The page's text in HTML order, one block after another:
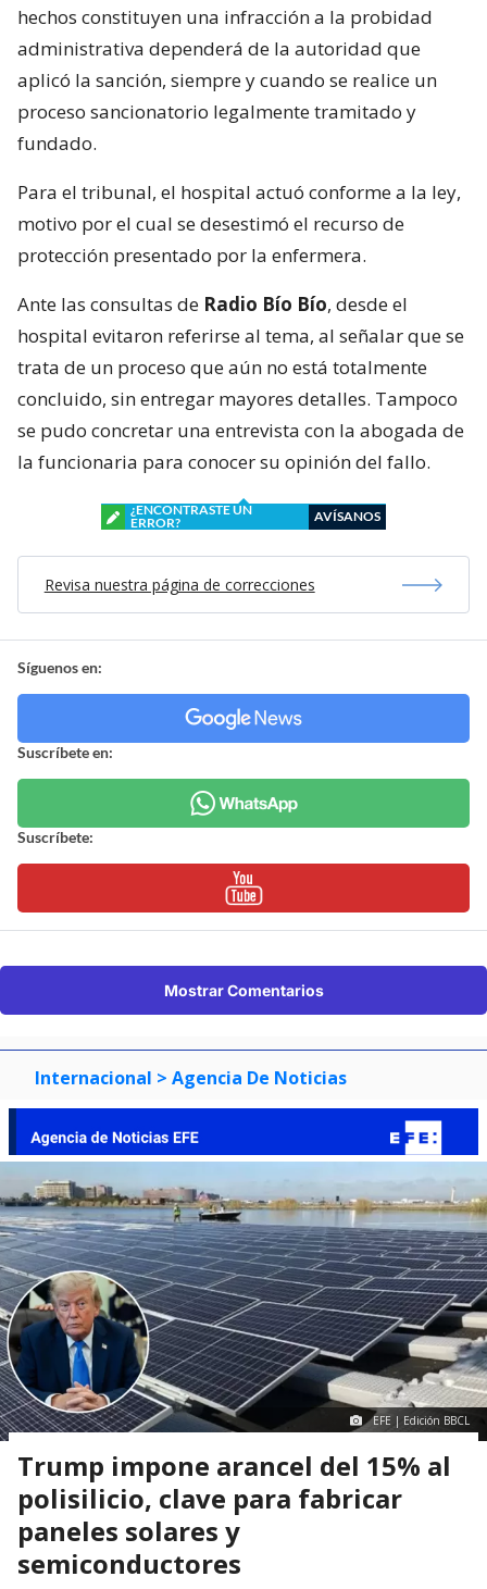
hechos constituyen una infracción a la probidad
administrativa dependerá de la autoridad que
aplicó la sanción, siempre y cuando se realice un
proceso sancionatorio legalmente tramitado y
fundado.
Para el tribunal, el hospital actuó conforme a la ley,
motivo por el cual se desestimó el recurso de
protección presentado por la enfermera.
Ante las consultas de Radio Bío Bío, desde el
hospital evitaron referirse al tema, al señalar que se
trata de un proceso que aún no está totalmente
concluido, sin entregar mayores detalles. Tampoco
se pudo concretar una entrevista con la abogada de
la funcionaria para conocer su opinión del fallo.
¿ENCONTRASTE UN
ERROR?
AVÍSANOS
Revisa nuestra página de correcciones
Síguenos en:
Suscríbete en:
Suscríbete:
Mostrar Comentarios
Internacional > Agencia De Noticias
EFE | Edición BBCL
Trump impone arancel del 15% al
polisilicio, clave para fabricar
paneles solares y
semiconductores